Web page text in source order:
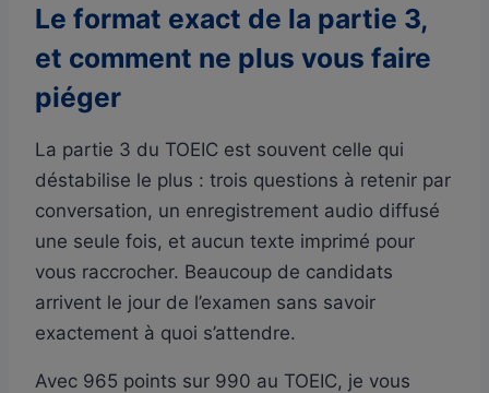
Le format exact de la partie 3,
et comment ne plus vous faire
piéger
La partie 3 du TOEIC est souvent celle qui
déstabilise le plus : trois questions à retenir par
conversation, un enregistrement audio diffusé
une seule fois, et aucun texte imprimé pour
vous raccrocher. Beaucoup de candidats
arrivent le jour de l’examen sans savoir
exactement à quoi s’attendre.
Avec 965 points sur 990 au TOEIC, je vous